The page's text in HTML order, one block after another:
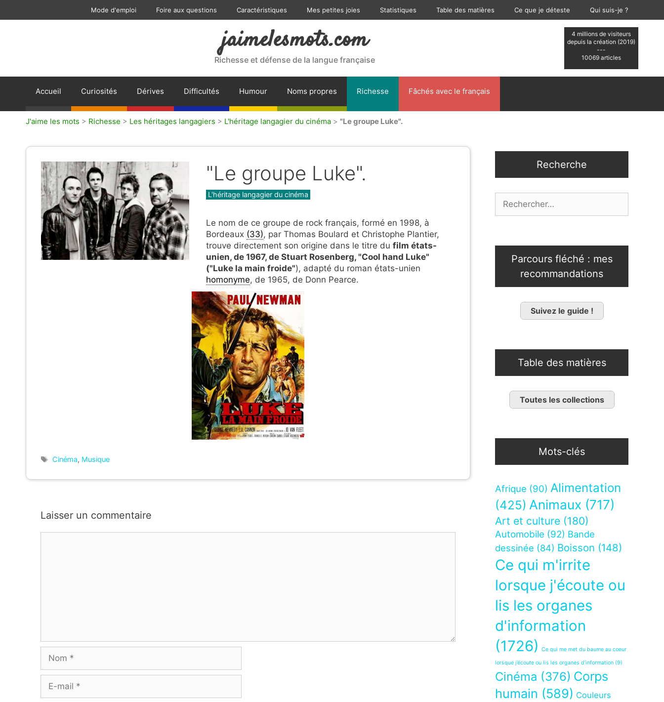
Mode d'emploi Foire aux questions Caractéristiques Mes petites joies Statistiques Table des matières Ce que je déteste Qui suis-je ?
4 millions de visiteurs
depuis la création (2019)
---
10069 articles
jaimelesmots.com
Richesse et défense de la langue française
Accueil Curiosités Dérives Difficultés Humour Noms propres Richesse Fâchés avec le français
J'aime les mots > Richesse > Les héritages langagiers > L'héritage langagier du cinéma > "Le groupe Luke".
"Le groupe Luke".
Catégories
L'héritage langagier du cinéma
Le nom de ce groupe de rock français, formé en 1998, à
Bordeaux (33), par Thomas Boulard et Christophe Plantier,
trouve directement son origine dans le titre du film états-
unien, de 1967, de Stuart Rosenberg, "Cool hand Luke"
("Luke la main froide"), adapté du roman états-unien
homonyme, de 1965, de Donn Pearce.
Étiquettes
Cinéma, Musique
Laisser un commentaire
mail
Recherche
Parcours fléché : mes
recommandations
Suivez le guide !
Table des matières
Toutes les collections
Mots-clés
Afrique (90) Alimentation
(425) Animaux (717)
Art et culture (180)
Automobile (92) Bande
dessinée (84) Boisson (148)
Ce qui m'irrite
lorsque j'écoute ou
lis les organes
d'information
(1726)
Ce qui me met du baume au coeur
lorsque j’écoute ou lis les organes d’information (9)
Cinéma (376) Corps
humain (589) Couleurs